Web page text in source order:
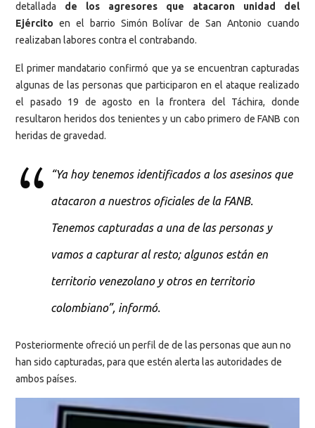
detallada de los agresores que atacaron unidad del
Ejército en el barrio Simón Bolívar de San Antonio cuando
realizaban labores contra el contrabando.
El primer mandatario confirmó que ya se encuentran capturadas
algunas de las personas que participaron en el ataque realizado
el pasado 19 de agosto en la frontera del Táchira, donde
resultaron heridos dos tenientes y un cabo primero de FANB con
heridas de gravedad.
“Ya hoy tenemos identificados a los asesinos que
atacaron a nuestros oficiales de la FANB.
Tenemos capturadas a una de las personas y
vamos a capturar al resto; algunos están en
territorio venezolano y otros en territorio
colombiano”, informó.
Posteriormente ofreció un perfil de de las personas que aun no
han sido capturadas, para que estén alerta las autoridades de
ambos países.